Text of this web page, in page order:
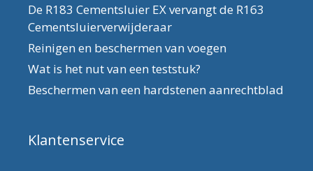
De R183 Cementsluier EX vervangt de R163
Cementsluierverwijderaar
Reinigen en beschermen van voegen
Wat is het nut van een teststuk?
Beschermen van een hardstenen aanrechtblad
Klantenservice